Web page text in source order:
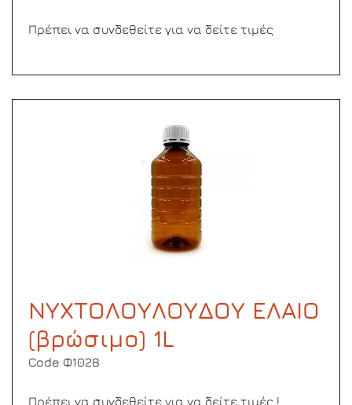
Πρέπει να συνδεθείτε για να δείτε τιμές
ΝΥΧΤΟΛΟΥΛΟΥΔΟΥ ΕΛΑΙΟ
(βρώσιμο) 1L
Code Φ1028
Πρέπει να συνδεθείτε για να δείτε τιμές !